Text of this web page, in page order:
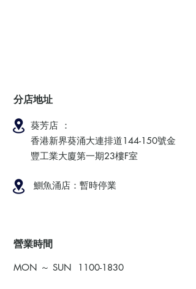
分店地址
葵芳店 ：
香港新界葵涌大連排道144-150號金
豐工業大廈第一期23樓F室
鰂魚涌店：暫時停業
​營業時間
MON ～ SUN 1100-1830